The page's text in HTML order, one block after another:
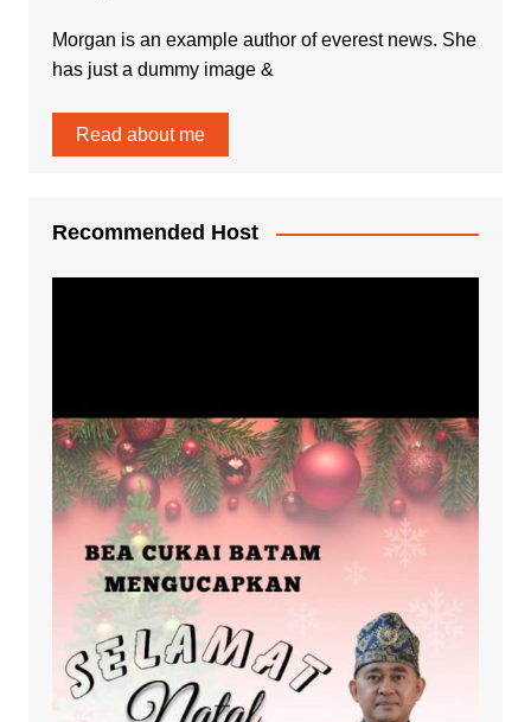
Morgan is an example author of everest news. She
has just a dummy image &
Read about me
Recommended Host